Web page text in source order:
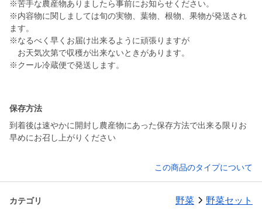
※苦手な農産物ありましたら事前にお知らせください。
※内容物に関しましては旬の実物、葉物、根物、果物が発送され
ます。
※なるべく早くお届け出来るように頑張りますが
お天気次第で収穫が出来ないときがあります。
※クール冷蔵便で発送します。
保存方法
到着後は速やかに開封し農産物にあった保存方法で出来る限りお
早めにお召し上がりください
この商品のタイプについて
カテゴリ 野菜 野菜セット